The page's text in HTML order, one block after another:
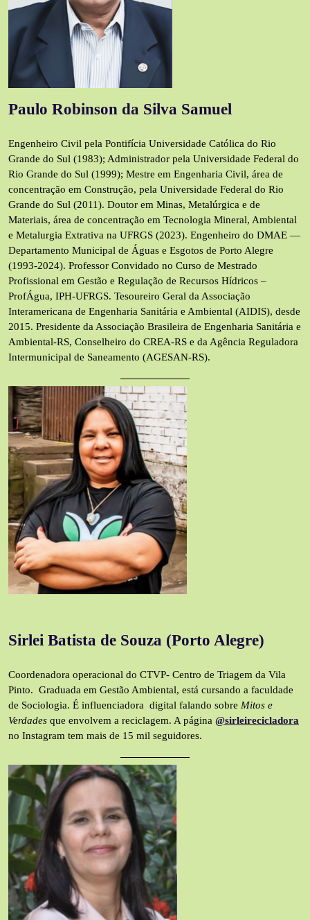
Paulo Robinson da Silva Samuel
Engenheiro Civil pela Pontifícia Universidade Católica do Rio
Grande do Sul (1983); Administrador pela Universidade Federal do
Rio Grande do Sul (1999); Mestre em Engenharia Civil, área de
concentração em Construção, pela Universidade Federal do Rio
Grande do Sul (2011). Doutor em Minas, Metalúrgica e de
Materiais, área de concentração em Tecnologia Mineral, Ambiental
e Metalurgia Extrativa na UFRGS (2023). Engenheiro do DMAE —
Departamento Municipal de Águas e Esgotos de Porto Alegre
(1993-2024). Professor Convidado no Curso de Mestrado
Profissional em Gestão e Regulação de Recursos Hídricos –
ProfÁgua, IPH-UFRGS. Tesoureiro Geral da Associação
Interamericana de Engenharia Sanitária e Ambiental (AIDIS), desde
2015. Presidente da Associação Brasileira de Engenharia Sanitária e
Ambiental-RS, Conselheiro do CREA-RS e da Agência Reguladora
Intermunicipal de Saneamento (AGESAN-RS).
Sirlei Batista de Souza (Porto Alegre)
Coordenadora operacional do CTVP- Centro de Triagem da Vila
Pinto. Graduada em Gestão Ambiental, está cursando a faculdade
de Sociologia. É influenciadora digital falando sobre Mitos e
Verdades que envolvem a reciclagem. A página @sirleirecicladora
no Instagram tem mais de 15 mil seguidores.